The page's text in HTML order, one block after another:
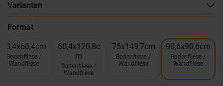
Varianten
Format
60,4x60,4cm
Bodenfliese /
Wandfliese
60,4x120,8c
m
Bodenfliese /
Wandfliese
75x149,7cm
Bodenfliese /
Wandfliese
90,6x90,6cm
Bodenfliese /
Wandfliese